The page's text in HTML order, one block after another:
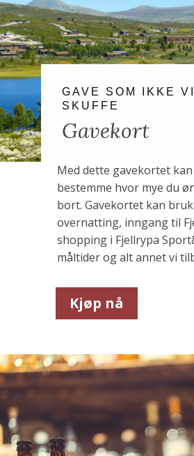
GAVE SOM IKKE
SKUFFE
Gavekort
Med dette gavekortet
bestemme hvor mye du
bort. Gavekortet kan
overnatting, inngang til
shopping i Fjellrypa
måltider og alt annet vi
Kjøp nå